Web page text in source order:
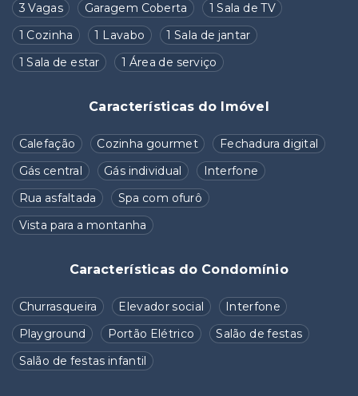
3 Vagas
Garagem Coberta
1 Sala de TV
1 Cozinha
1 Lavabo
1 Sala de jantar
1 Sala de estar
1 Área de serviço
Características do Imóvel
Calefação Cozinha gourmet
Fechadura digital
Gás central
Gás individual
Interfone
Rua asfaltada
Spa com ofurô
Vista para a montanha
Características do Condomínio
Churrasqueira Elevador social
Interfone
Playground
Portão Elétrico
Salão de festas
Salão de festas infantil